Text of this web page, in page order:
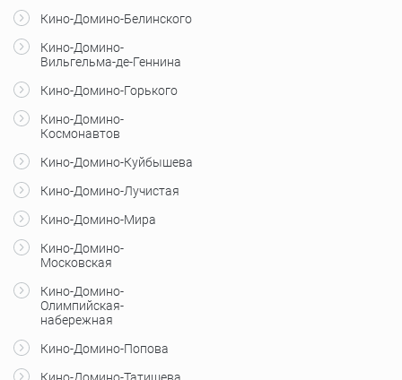
Кино-Домино-Белинского
Кино-Домино-
Вильгельма-де-Геннина
Кино-Домино-Горького
Кино-Домино-
Космонавтов
Кино-Домино-Куйбышева
Кино-Домино-Лучистая
Кино-Домино-Мира
Кино-Домино-
Московская
Кино-Домино-
Олимпийская-
набережная
Кино-Домино-Попова